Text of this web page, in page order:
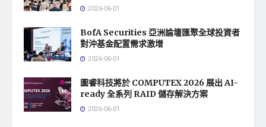
2026-06-01
BofA Securities 亞洲論壇匯聚全球投資者
對沖基金配置需求激增
2026-06-01
圖睿科技將於 COMPUTEX 2026 展出 AI-
ready 全系列 RAID 儲存解決方案
2026-06-01